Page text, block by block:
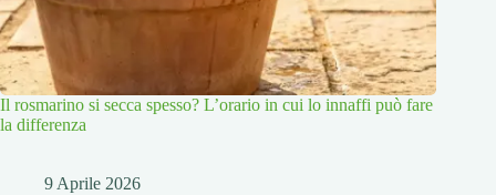
Il rosmarino si secca spesso? L’orario in cui lo innaffi può fare
la differenza
9 Aprile 2026